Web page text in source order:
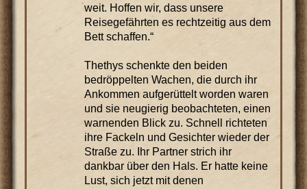
weit. Hoffen wir, dass unsere
Reisegefährten es rechtzeitig aus dem
Bett schaffen.“
Thethys schenkte den beiden
bedröppelten Wachen, die durch ihr
Ankommen aufgerüttelt worden waren
und sie neugierig beobachteten, einen
warnenden Blick zu. Schnell richteten
ihre Fackeln und Gesichter wieder der
Straße zu. Ihr Partner strich ihr
dankbar über den Hals. Er hatte keine
Lust, sich jetzt mit denen